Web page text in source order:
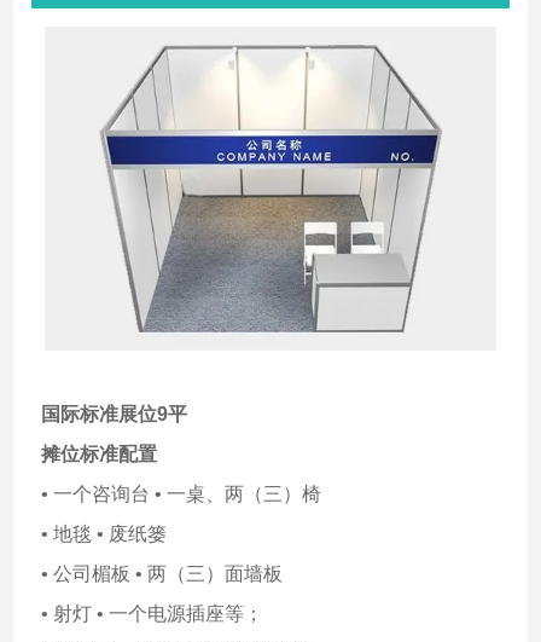
国际标准展位9平
摊位标准配置
• 一个咨询台 • 一桌、两（三）椅
• 地毯 • 废纸篓
• 公司楣板 • 两（三）面墙板
• 射灯 • 一个电源插座等；